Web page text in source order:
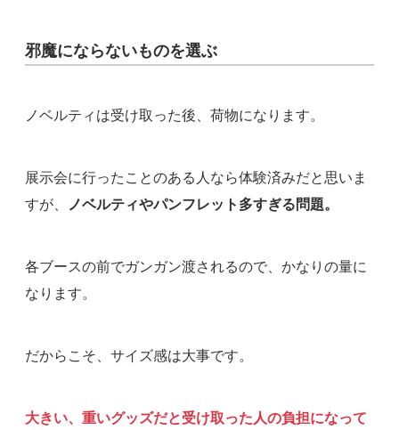
邪魔にならないものを選ぶ
ノベルティは受け取った後、荷物になります。
展示会に行ったことのある人なら体験済みだと思いま
すが、
ノベルティやパンフレット多すぎる問題。
各ブースの前でガンガン渡されるので、かなりの量に
なります。
だからこそ、サイズ感は大事です。
大きい、重いグッズだと受け取った人の負担になって